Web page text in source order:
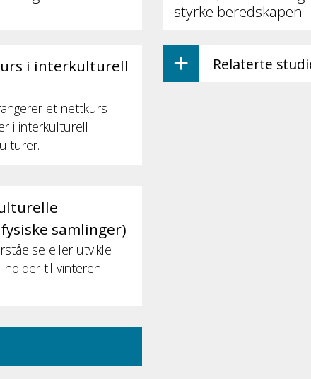
styrke beredskapen
i interkulturell
et nettkurs
i interkulturell
samlinger)
eller utvikle
holder til vinteren
Relaterte